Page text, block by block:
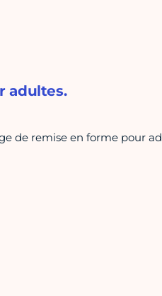
adultes.
de remise en forme pour